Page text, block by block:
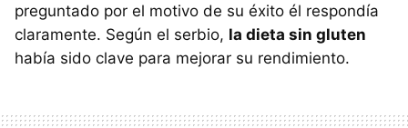
preguntado por el motivo de su éxito él respondía
claramente. Según el serbio, la dieta sin gluten
había sido clave para mejorar su rendimiento.